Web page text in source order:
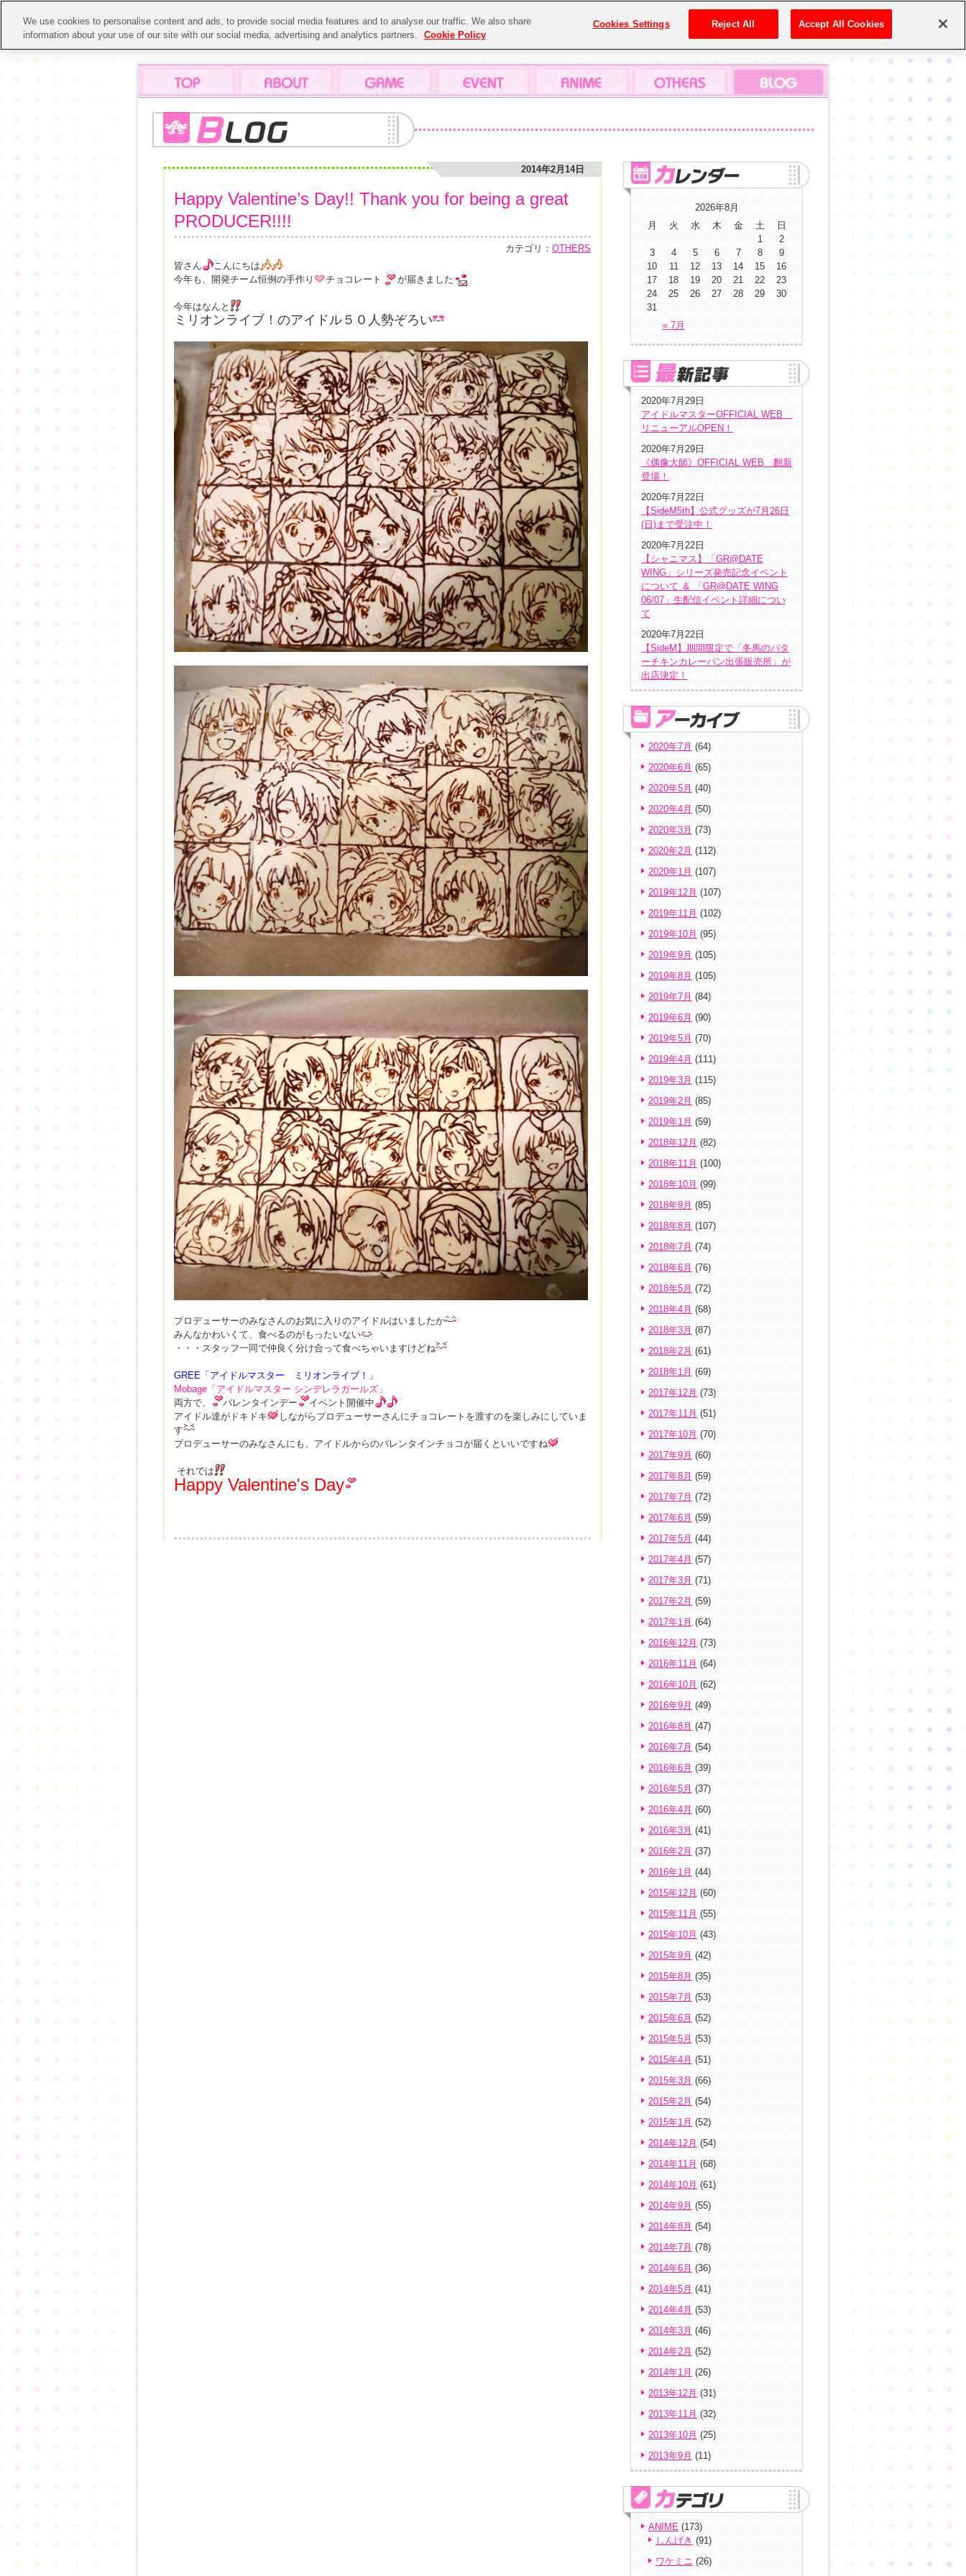
2014年2月14日
Happy Valentine’s Day!! Thank you for being a great
PRODUCER!!!!
カテゴリ： OTHERS
皆さん
こんにちは
今年も、開発チーム恒例の手作り
チョコレート が届きました
今年はなんと
ミリオンライブ！のアイドル５０人勢ぞろい
プロデューサーのみなさんのお気に入りのアイドルはいましたか
みんなかわいくて、食べるのがもったいない
・・・スタッフ一同で仲良く分け合って食べちゃいますけどね
GREE「アイドルマスター ミリオンライブ！」
Mobage「アイドルマスター シンデレラガールズ」
両方で、
バレンタインデー
イベント開催中
アイドル達がドキドキ
しながらプロデューサーさんにチョコレートを渡すのを楽しみにしていま
す
プロデューサーのみなさんにも、アイドルからのバレンタインチョコが届くといいですね
それでは
Happy Valentine's Day
2026年8月
月
火 水 木 金 土 日
« 7月
1
2
3
4 5 6 7 8
9
10
11 12 13 14 15
16
17
18 19 20 21 22
23
24
25 26 27 28 29
30
31
2020年7月29日
アイドルマスターOFFICIAL WEB
リニューアルOPEN！
2020年7月29日
《偶像大師》OFFICIAL WEB 翻新
登場！
2020年7月22日
【SideM5th】公式グッズが7月26日
(日)まで受注中！
2020年7月22日
【シャニマス】「GR@DATE
WING」シリーズ発売記念イベント
について ＆ 「GR@DATE WING
06/07」生配信イベント詳細につい
て
2020年7月22日
【SideM】期間限定で「冬馬のバタ
ーチキンカレーパン出張販売所」が
出店決定！
2020年7月 (64)
2020年6月 (65)
2020年5月 (40)
2020年4月 (50)
2020年3月 (73)
2020年2月 (112)
2020年1月 (107)
2019年12月 (107)
2019年11月 (102)
2019年10月 (95)
2019年9月 (105)
2019年8月 (105)
2019年7月 (84)
2019年6月 (90)
2019年5月 (70)
2019年4月 (111)
2019年3月 (115)
2019年2月 (85)
2019年1月 (59)
2018年12月 (82)
2018年11月 (100)
2018年10月 (99)
2018年9月 (85)
2018年8月 (107)
2018年7月 (74)
2018年6月 (76)
2018年5月 (72)
2018年4月 (68)
2018年3月 (87)
2018年2月 (61)
2018年1月 (69)
2017年12月 (73)
2017年11月 (51)
2017年10月 (70)
2017年9月 (60)
2017年8月 (59)
2017年7月 (72)
2017年6月 (59)
2017年5月 (44)
2017年4月 (57)
2017年3月 (71)
2017年2月 (59)
2017年1月 (64)
2016年12月 (73)
2016年11月 (64)
2016年10月 (62)
2016年9月 (49)
2016年8月 (47)
2016年7月 (54)
2016年6月 (39)
2016年5月 (37)
2016年4月 (60)
2016年3月 (41)
2016年2月 (37)
2016年1月 (44)
2015年12月 (60)
2015年11月 (55)
2015年10月 (43)
2015年9月 (42)
2015年8月 (35)
2015年7月 (53)
2015年6月 (52)
2015年5月 (53)
2015年4月 (51)
2015年3月 (66)
2015年2月 (54)
2015年1月 (52)
2014年12月 (54)
2014年11月 (68)
2014年10月 (61)
2014年9月 (55)
2014年8月 (54)
2014年7月 (78)
2014年6月 (36)
2014年5月 (41)
2014年4月 (53)
2014年3月 (46)
2014年2月 (52)
2014年1月 (26)
2013年12月 (31)
2013年11月 (32)
2013年10月 (25)
2013年9月 (11)
ANIME (173)
しんげき (91)
ワケミニ (26)
We use cookies to personalise content and ads, to provide social media features and to analyse our traffic. We also share
information about your use of our site with our social media, advertising and analytics partners.
Cookie Policy
Cookies Settings Reject All Accept All Cookies